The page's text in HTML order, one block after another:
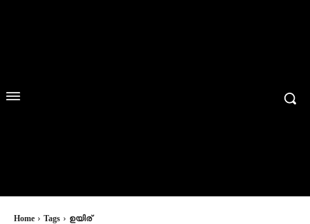
Home Tags ഉയിര്